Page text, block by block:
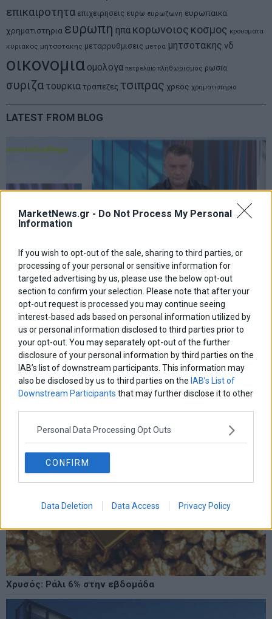
MarketNews.gr - Do Not Process My Personal
Information
If you wish to opt-out of the sale, sharing to third parties, or
processing of your personal or sensitive information for
targeted advertising by us, please use the below opt-out
section to confirm your selection. Please note that after your
opt-out request is processed you may continue seeing
interest-based ads based on personal information utilized by
us or personal information disclosed to third parties prior to
your opt-out. You may separately opt-out of the further
disclosure of your personal information by third parties on the
IAB’s list of downstream participants. This information may
also be disclosed by us to third parties on the IAB’s List of
Downstream Participants that may further disclose it to other
Personal Data Processing Opt Outs
CONFIRM
Data Deletion Data Access Privacy Policy
επικαιροτητα επιχειρησεις ευρω ευρωζωνη ευρωπαικα
χρηματιστηρια ευρωπη ηπα κορωνοιος κοσμος κρουσματα
κυριακος μητσοτακης μεταρρυθμισεις μετρα μητσοτακης νδ
οικονομια ομολογα πετρελαιο πληθωρισμος ρωσια
συριζα τουρκια τραπεζες τσιπρας χρεος χρηματιστηριο
LATEST FROM BLOG
Κ. Βελόπουλος: «Η Ελληνική Λύση θα κυβερνήσει»
Χρυσός: Ράλι 6% στην εβδομάδα